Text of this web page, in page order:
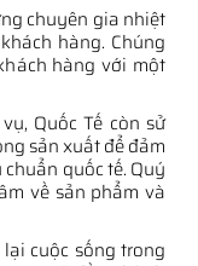
chuyên gia nhiệt
hàng. Chúng
hàng với một
Quốc Tế còn sử
sản xuất để đảm
quốc tế. Quý
về sản phẩm và
cuộc sống trong